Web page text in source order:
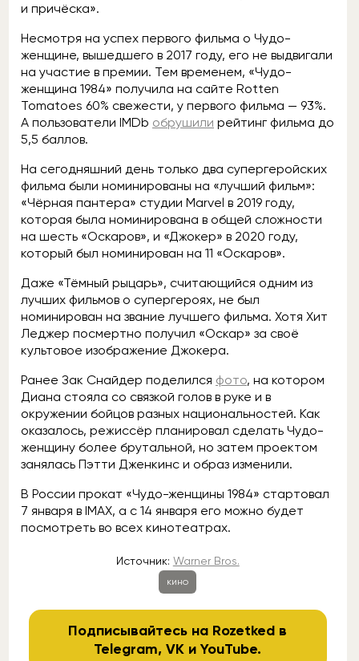
и причёска».
Несмотря на успех первого фильма о Чудо-
женщине, вышедшего в 2017 году, его не выдвигали
на участие в премии. Тем временем, «Чудо-
женщина 1984» получила на сайте Rotten
Tomatoes 60% свежести, у первого фильма — 93%.
А пользователи IMDb обрушили рейтинг фильма до
5,5 баллов.
На сегодняшний день только два супергеройских
фильма были номинированы на «лучший фильм»:
«Чёрная пантера» студии Marvel в 2019 году,
которая была номинирована в общей сложности
на шесть «Оскаров», и «Джокер» в 2020 году,
который был номинирован на 11 «Оскаров».
Даже «Тёмный рыцарь», считающийся одним из
лучших фильмов о супергероях, не был
номинирован на звание лучшего фильма. Хотя Хит
Леджер посмертно получил «Оскар» за своё
культовое изображение Джокера.
Ранее Зак Снайдер поделился фото, на котором
Диана стояла со связкой голов в руке и в
окружении бойцов разных национальностей. Как
оказалось, режиссёр планировал сделать Чудо-
женщину более брутальной, но затем проектом
занялась Пэтти Дженкинс и образ изменили.
В России прокат «Чудо-женщины 1984» стартовал
7 января в IMAX, а с 14 января его можно будет
посмотреть во всех кинотеатрах.
Источник: Warner Bros.
кино
Подписывайтесь на Rozetked в
Telegram,VK иYouTube.